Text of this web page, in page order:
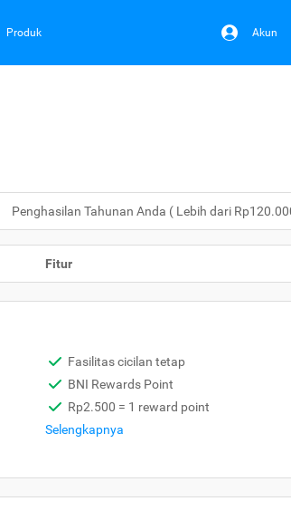
Produk Akun
Penghasilan Tahunan Anda ( Lebih dari
Fitur
Fasilitas cicilan tetap
BNI Rewards Point
Rp2.500 = 1 reward point
Selengkapnya